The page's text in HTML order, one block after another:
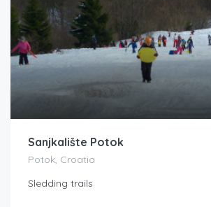
Sanjkalište Potok
Potok, Croatia
Sledding trails